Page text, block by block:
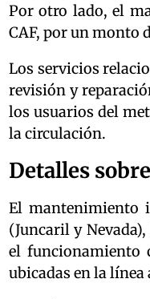
Por otro lado, el
CAF, por un monto
Los servicios
revisión y
los usuarios del
la circulación.
Detalles
El mantenimiento
(Juncaril y
el funcionamiento
ubicadas en la